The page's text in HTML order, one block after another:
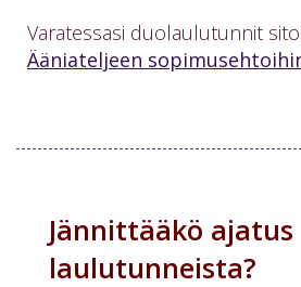
Varatessasi duolaulutunnit
Ääniateljeen
Jännittääkö ajatus
laulutunneista?